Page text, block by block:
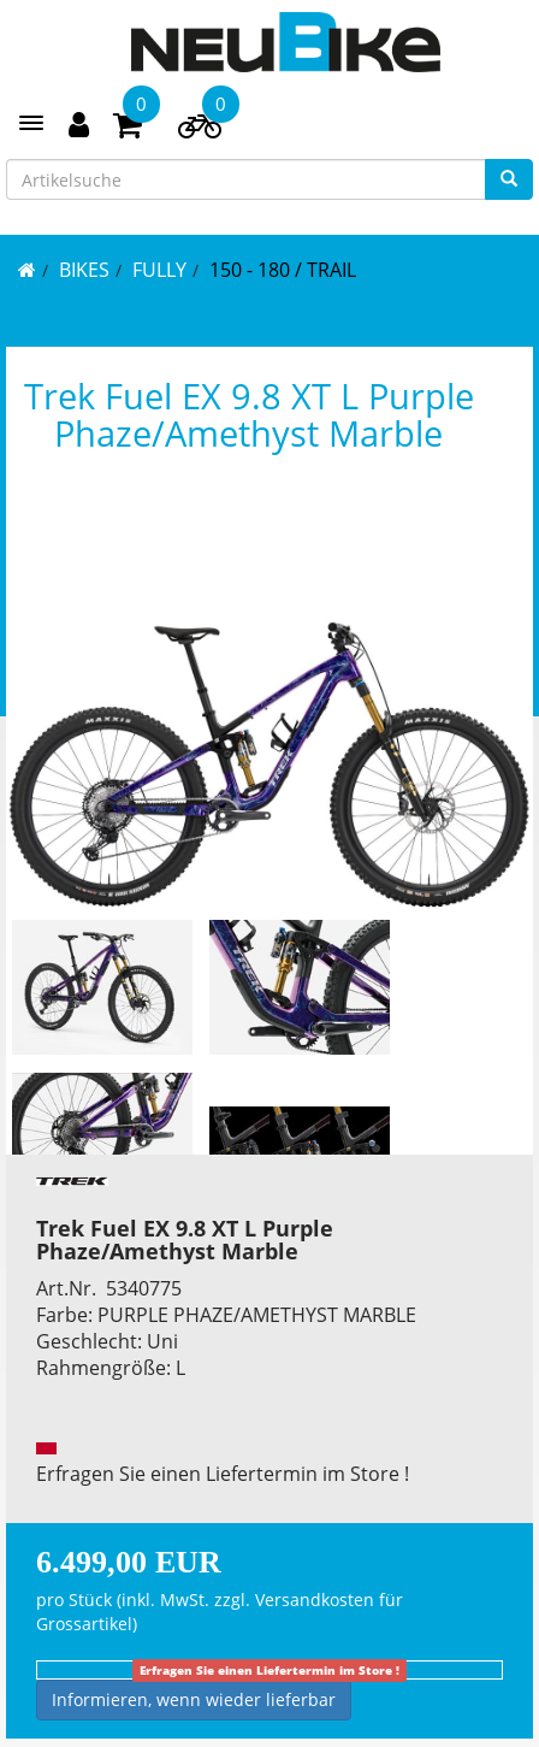
Toggle navigation
0 0
BIKES FULLY 150 - 180 / TRAIL
Trek Fuel EX 9.8 XT L Purple
Phaze/Amethyst Marble
Trek Fuel EX 9.8 XT L Purple
Phaze/Amethyst Marble
Art.Nr. 5340775
Farbe: PURPLE PHAZE/AMETHYST MARBLE
Geschlecht: Uni
Rahmengröße: L
Erfragen Sie einen Liefertermin im Store !
6.499,00 EUR
pro Stück (inkl. MwSt. zzgl. Versandkosten für
Grossartikel)
Erfragen Sie einen Liefertermin im Store !
Informieren, wenn wieder lieferbar